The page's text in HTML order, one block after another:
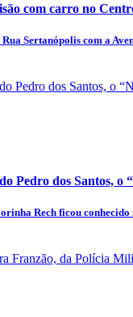
com carro no
Sertanópolis com a
Pedro dos Santos, o
Rech ficou conhecido